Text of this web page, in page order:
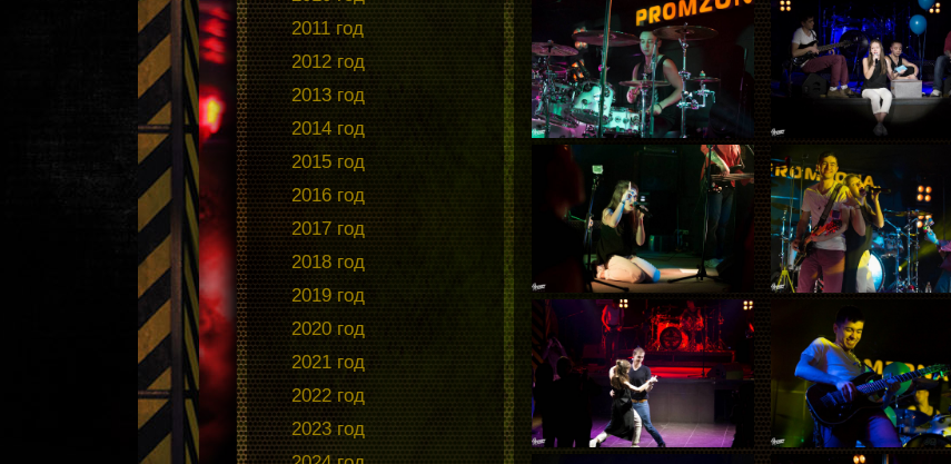
2011 год
2012 год
2013 год
2014 год
2015 год
2016 год
2017 год
2018 год
2019 год
2020 год
2021 год
2022 год
2023 год